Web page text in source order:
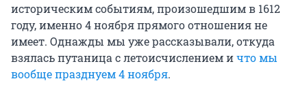
историческим событиям, произошедшим в 1612
году, именно 4 ноября прямого отношения не
имеет. Однажды мы уже рассказывали, откуда
взялась путаница с летоисчислением ичто мы
вообще празднуем 4 ноября.